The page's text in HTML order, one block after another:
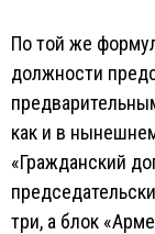
По той же
должности
как и в
«Гражданский
три, а блок